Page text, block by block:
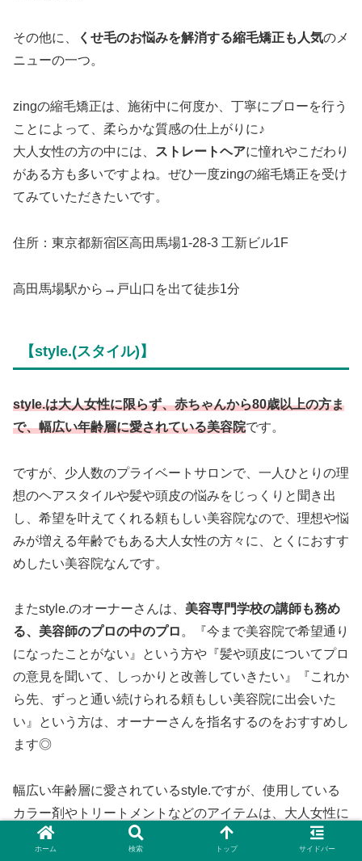
その他に、 くせ毛のお悩みを解消する縮毛矯正も人気のメ
ニューの一つ。
zingの縮毛矯正は、施術中に何度か、丁寧にブローを行う
ことによって、柔らかな質感の仕上がりに♪
大人女性の方の中には、
ストレートヘアに憧れやこだわり
がある方も多いですよね。ぜひ一度zingの縮毛矯正を受け
てみていただきたいです。
住所：東京都新宿区高田馬場1-28-3 工新ビル1F
高田馬場駅から→戸山口を出て徒歩1分
【style.(スタイル)】
style.は大人女性に限らず、赤ちゃんから80歳以上の方ま
で、幅広い年齢層に愛されている美容院です。
ですが、少人数のプライベートサロンで、一人ひとりの理
想のヘアスタイルや髪や頭皮の悩みをじっくりと聞き出
し、希望を叶えてくれる頼もしい美容院なので、理想や悩
みが増える年齢でもある大人女性の方々に、とくにおすす
めしたい美容院なんです。
またstyle.のオーナーさんは、 美容専門学校の講師も務め
る、美容師のプロの中のプロ。『今まで美容院で希望通り
になったことがない』という方や『髪や頭皮についてプロ
の意見を聞いて、しっかりと改善していきたい』『これか
ら先、ずっと通い続けられる頼もしい美容院に出会いた
い』という方は、オーナーさんを指名するのをおすすめし
ます◎
幅広い年齢層に愛されているstyle.ですが、使用している
カラー剤やトリートメントなどのアイテムは、大人女性に
ぴったりのものばかり。中でも「
白髪も染まる明るめカラ
ホーム 検索 トップ サイドバー